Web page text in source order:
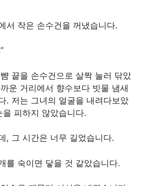
서 작은 손수건을 꺼냈습니다.
끝을 손수건으로 살짝 눌러 닦았
운 거리에서 향수보다 빗물 냄새
. 저는 그녀의 얼굴을 내려다보았
을 피하지 않았습니다.
, 그 시간은 너무 길었습니다.
를 숙이면 닿을 것 같았습니다.